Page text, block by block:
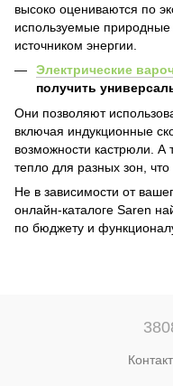
высоко оцениваются по
используемые
источником энергии.
Электрические
получить
Они позволяют
включая индукционные
возможности кастрюли. А
тепло для разных зон, что
Не в зависимости от
онлайн-каталоге Saren
по бюджету и